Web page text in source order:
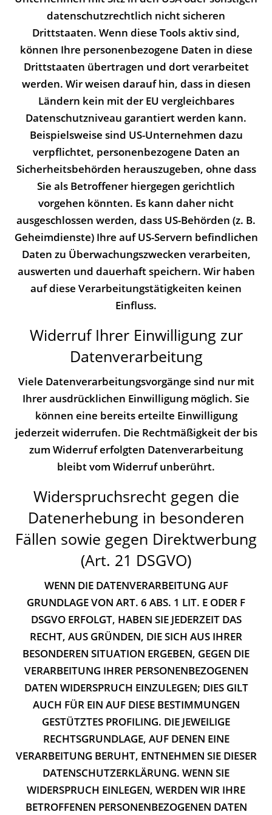
datenschutzrechtlich nicht sicheren
Drittstaaten. Wenn diese Tools aktiv sind,
können Ihre personenbezogene Daten in diese
Drittstaaten übertragen und dort verarbeitet
werden. Wir weisen darauf hin, dass in diesen
Ländern kein mit der EU vergleichbares
Datenschutzniveau garantiert werden kann.
Beispielsweise sind US-Unternehmen dazu
verpflichtet, personenbezogene Daten an
Sicherheitsbehörden herauszugeben, ohne dass
Sie als Betroffener hiergegen gerichtlich
vorgehen könnten. Es kann daher nicht
ausgeschlossen werden, dass US-Behörden (z. B.
Geheimdienste) Ihre auf US-Servern befindlichen
Daten zu Überwachungszwecken verarbeiten,
auswerten und dauerhaft speichern. Wir haben
auf diese Verarbeitungstätigkeiten keinen
Einfluss.
Widerruf Ihrer Einwilligung zur
Datenverarbeitung
Viele Datenverarbeitungsvorgänge sind nur mit
Ihrer ausdrücklichen Einwilligung möglich. Sie
können eine bereits erteilte Einwilligung
jederzeit widerrufen. Die Rechtmäßigkeit der bis
zum Widerruf erfolgten Datenverarbeitung
bleibt vom Widerruf unberührt.
Widerspruchsrecht gegen die
Datenerhebung in besonderen
Fällen sowie gegen Direktwerbung
(Art. 21 DSGVO)
WENN DIE DATENVERARBEITUNG AUF
GRUNDLAGE VON ART. 6 ABS. 1 LIT. E ODER F
DSGVO ERFOLGT, HABEN SIE JEDERZEIT DAS
RECHT, AUS GRÜNDEN, DIE SICH AUS IHRER
BESONDEREN SITUATION ERGEBEN, GEGEN DIE
VERARBEITUNG IHRER PERSONENBEZOGENEN
DATEN WIDERSPRUCH EINZULEGEN; DIES GILT
AUCH FÜR EIN AUF DIESE BESTIMMUNGEN
GESTÜTZTES PROFILING. DIE JEWEILIGE
RECHTSGRUNDLAGE, AUF DENEN EINE
VERARBEITUNG BERUHT, ENTNEHMEN SIE DIESER
DATENSCHUTZERKLÄRUNG. WENN SIE
WIDERSPRUCH EINLEGEN, WERDEN WIR IHRE
BETROFFENEN PERSONENBEZOGENEN DATEN